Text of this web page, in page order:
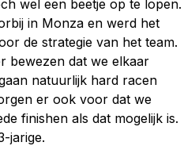
wel een beetje op te lopen.
in Monza en werd het
de strategie van het team.
bewezen dat we elkaar
natuurlijk hard racen
er ook voor dat we
finishen als dat mogelijk is.
jarige.